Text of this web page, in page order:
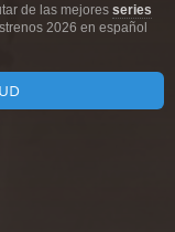
de las mejores series
2026 en español